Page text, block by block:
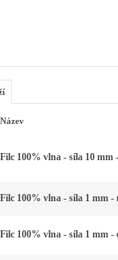
Název
Filc 100% vlna - síla 10 mm
Filc 100% vlna - síla 1 mm -
Filc 100% vlna - síla 1 mm